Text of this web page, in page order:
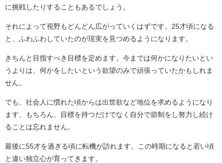
に挑戦したりすることもあるでしょう。
それによって視野もどんどん広がっていくはずです。25才頃になる
と、ふわふわしていたのが現実を見つめるようになります。
きちんと目指すべき目標を定めます。今までは何かになりたいとい
うよりは、何かをしたいという欲望のみで頑張っていたかもしれま
せん。
でも、社会人に慣れた頃からは出世欲など地位を求めるようになり
ます、もちろん、目標を持つだけでなく自分で節制をし努力し続け
ることは忘れません。
最後に55才を過ぎる頃に転機が訪れます。この時期になると若い頃
と違い独立心が育ってきます。